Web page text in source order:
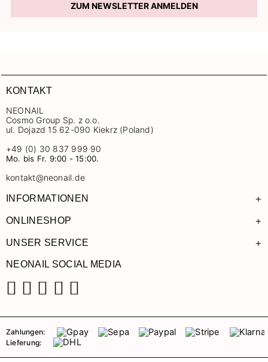
ZUM NEWSLETTER ANMELDEN
KONTAKT
NEONAIL
Cosmo Group Sp. z o.o.
ul. Dojazd 15 62-090 Kiekrz (Poland)
+49 (0) 30 837 999 90
Mo. bis Fr. 9:00 - 15:00.
kontakt@neonail.de
INFORMATIONEN +
ONLINESHOP +
UNSER SERVICE +
NEONAIL SOCIAL MEDIA
Zahlungen:
Lieferung: